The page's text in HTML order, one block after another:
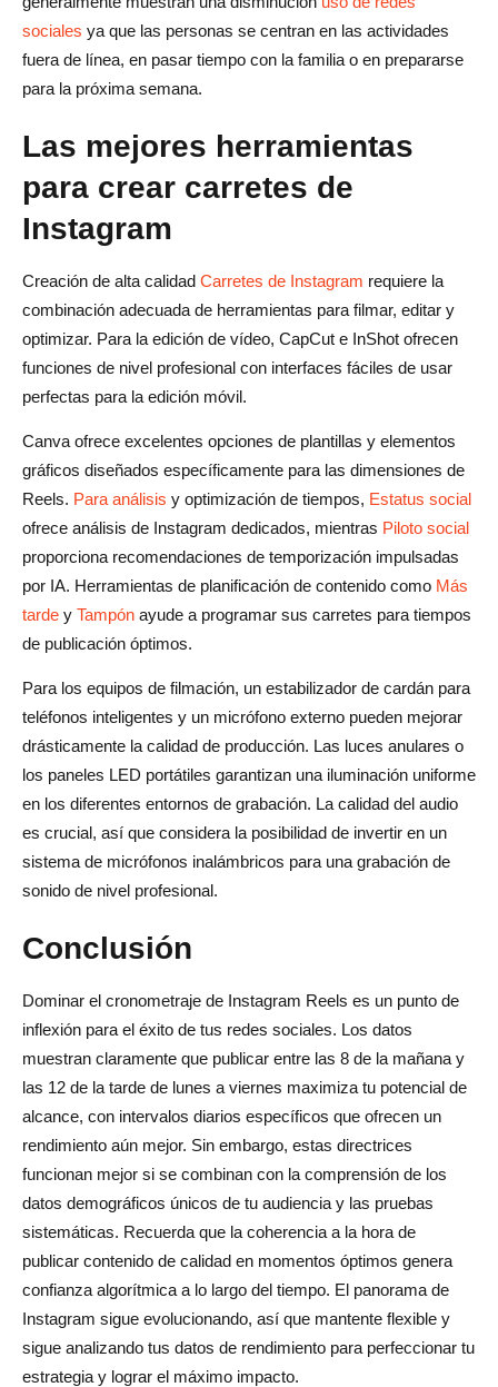
sociales ya que las personas se centran en las actividades
fuera de línea, en pasar tiempo con la familia o en prepararse
para la próxima semana.
Las mejores herramientas
para crear carretes de
Instagram
Creación de alta calidad Carretes de Instagram requiere la
combinación adecuada de herramientas para filmar, editar y
optimizar. Para la edición de vídeo, CapCut e InShot ofrecen
funciones de nivel profesional con interfaces fáciles de usar
perfectas para la edición móvil.
Canva ofrece excelentes opciones de plantillas y elementos
gráficos diseñados específicamente para las dimensiones de
Reels. Para análisis y optimización de tiempos, Estatus social
ofrece análisis de Instagram dedicados, mientras Piloto social
proporciona recomendaciones de temporización impulsadas
por IA. Herramientas de planificación de contenido como Más
tarde y Tampón ayude a programar sus carretes para tiempos
de publicación óptimos.
Para los equipos de filmación, un estabilizador de cardán para
teléfonos inteligentes y un micrófono externo pueden mejorar
drásticamente la calidad de producción. Las luces anulares o
los paneles LED portátiles garantizan una iluminación uniforme
en los diferentes entornos de grabación. La calidad del audio
es crucial, así que considera la posibilidad de invertir en un
sistema de micrófonos inalámbricos para una grabación de
sonido de nivel profesional.
Conclusión
Dominar el cronometraje de Instagram Reels es un punto de
inflexión para el éxito de tus redes sociales. Los datos
muestran claramente que publicar entre las 8 de la mañana y
las 12 de la tarde de lunes a viernes maximiza tu potencial de
alcance, con intervalos diarios específicos que ofrecen un
rendimiento aún mejor. Sin embargo, estas directrices
funcionan mejor si se combinan con la comprensión de los
datos demográficos únicos de tu audiencia y las pruebas
sistemáticas. Recuerda que la coherencia a la hora de
publicar contenido de calidad en momentos óptimos genera
confianza algorítmica a lo largo del tiempo. El panorama de
Instagram sigue evolucionando, así que mantente flexible y
sigue analizando tus datos de rendimiento para perfeccionar tu
estrategia y lograr el máximo impacto.